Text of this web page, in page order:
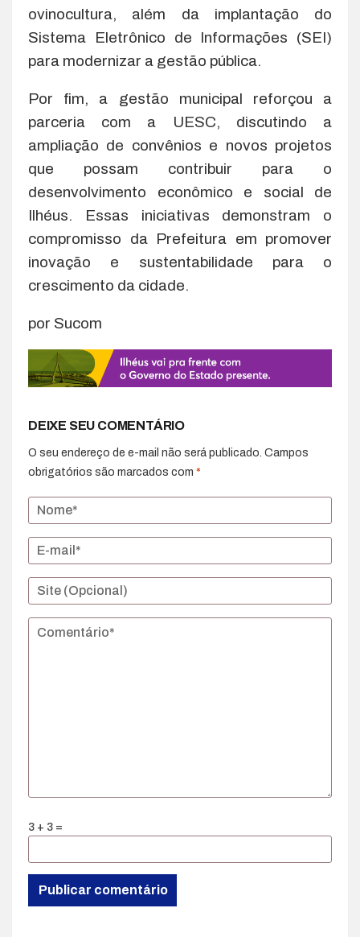
ovinocultura, além da implantação do
Sistema Eletrônico de Informações (SEI)
para modernizar a gestão pública.
Por fim, a gestão municipal reforçou a
parceria com a UESC, discutindo a
ampliação de convênios e novos projetos
que possam contribuir para o
desenvolvimento econômico e social de
Ilhéus. Essas iniciativas demonstram o
compromisso da Prefeitura em promover
inovação e sustentabilidade para o
crescimento da cidade.
por Sucom
DEIXE SEU COMENTÁRIO
O seu endereço de e-mail não será publicado. Campos
obrigatórios são marcados com *
3 + 3 =